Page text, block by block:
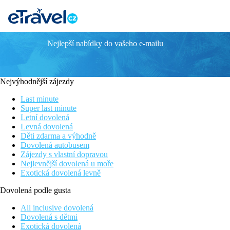
Salvator Villas & Spa Hotel
Luxusní butikový hotel pro náročnější klientelu
Spa&Wellness
Wi-fi zdarma
Krásné přírodní scenérie
Poloha
Salvator Villas & Spa je luxusní butikový hotel, nachází se na
Hotel poskytuje až 5x denně shuttle servis do centra Pargy.
Vybavení
recepce a lobby, restaurace, bar, bazén a sluneční terasa s
Popis pokoje
Junior Suita
prostorný apartmán zařízený ve stylovém designu, koupelna s
individuálně ovládaná klimatizace (zdarma), kabelová TV, Wi-
moře
Nejlepší nabídky do vašeho e-mailu
Nejvýhodnější zájezdy
Last minute
Super last minute
Letní dovolená
Levná dovolená
Děti zdarma a výhodně
Dovolená autobusem
Zájezdy s vlastní dopravou
Nejlevnější dovolená u moře
Exotická dovolená levně
Dovolená podle gusta
All inclusive dovolená
Dovolená s dětmi
Exotická dovolená